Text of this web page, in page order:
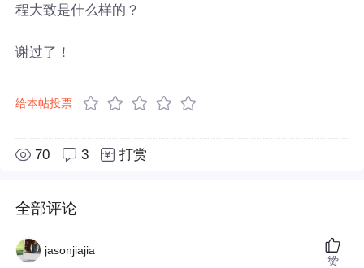
程大致是什么样的？
谢过了！
给本帖投票
70 3 打赏
全部评论
jasonjiajia
赞